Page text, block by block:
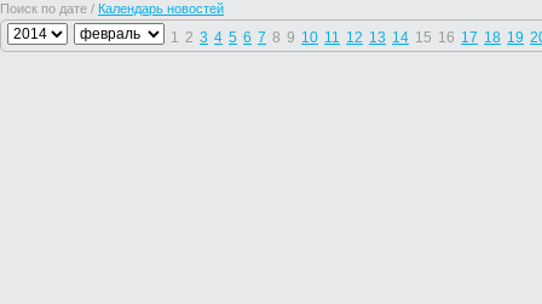
Поиск по дате / Календарь новостей
1 2 3 4 5 6 7 8 9 10 11 12 13 14 15 16 17 18 19